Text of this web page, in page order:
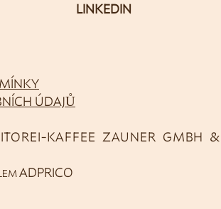
LINKEDIN
KAFFEE ZAUNER GMBH &
ÚDAJŮ
ADPRICO